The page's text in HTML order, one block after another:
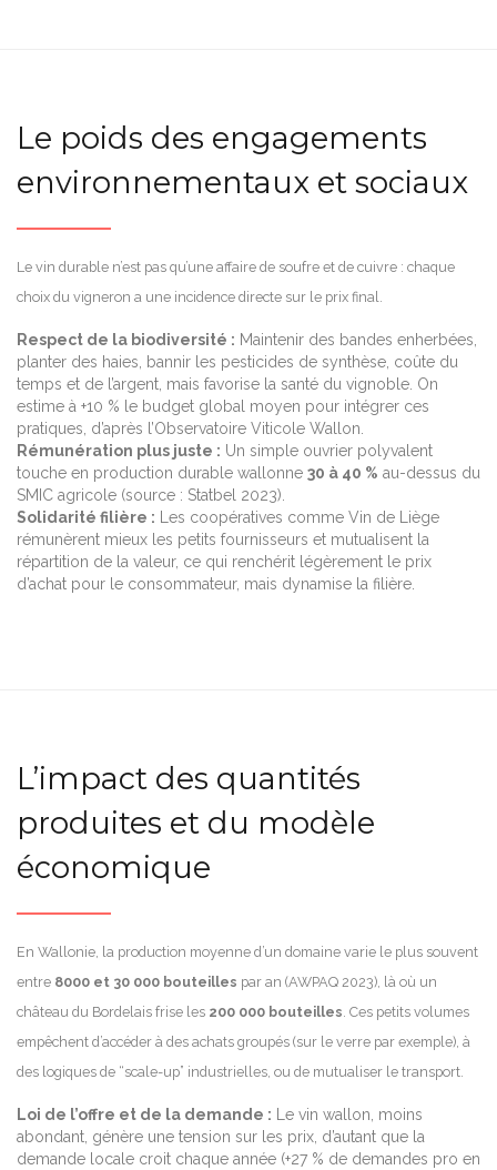
Le poids des engagements
environnementaux et sociaux
Le vin durable n’est pas qu’une affaire de soufre et de cuivre : chaque
choix du vigneron a une incidence directe sur le prix final.
Respect de la biodiversité : Maintenir des bandes enherbées,
planter des haies, bannir les pesticides de synthèse, coûte du
temps et de l’argent, mais favorise la santé du vignoble. On
estime à +10 % le budget global moyen pour intégrer ces
pratiques, d’après l’Observatoire Viticole Wallon.
Rémunération plus juste : Un simple ouvrier polyvalent
touche en production durable wallonne 30 à 40 % au-dessus du
SMIC agricole (source : Statbel 2023).
Solidarité filière : Les coopératives comme Vin de Liège
rémunèrent mieux les petits fournisseurs et mutualisent la
répartition de la valeur, ce qui renchérit légèrement le prix
d’achat pour le consommateur, mais dynamise la filière.
L’impact des quantités
produites et du modèle
économique
En Wallonie, la production moyenne d’un domaine varie le plus souvent
entre 8000 et 30 000 bouteilles par an (AWPAQ 2023), là où un
château du Bordelais frise les 200 000 bouteilles . Ces petits volumes
empêchent d’accéder à des achats groupés (sur le verre par exemple), à
des logiques de “scale-up” industrielles, ou de mutualiser le transport.
Loi de l’offre et de la demande : Le vin wallon, moins
abondant, génère une tension sur les prix, d’autant que la
demande locale croit chaque année (+27 % de demandes pro en